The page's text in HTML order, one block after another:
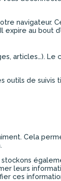
navigateur.
au bout
articles…). Le
de suivis
Cela
leurs
ces